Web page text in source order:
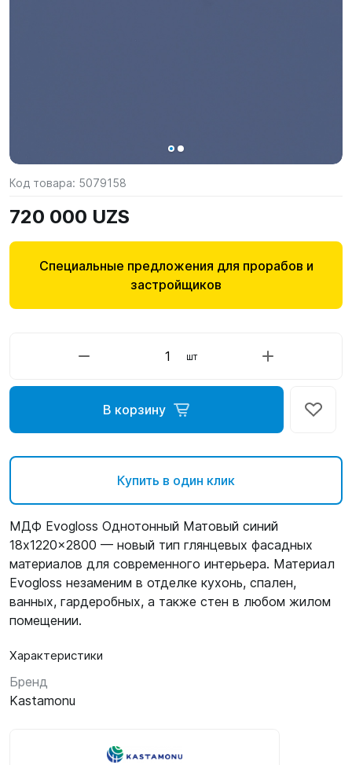
Код товара: 5079158
720 000 UZS
Специальные предложения для прорабов и
застройщиков
шт
В корзину
Купить в один клик
МДФ Evogloss Однотонный Матовый синий
18x1220x2800 — новый тип глянцевых фасадных
материалов для современного интерьера. Материал
Evogloss незаменим в отделке кухонь, спален,
ванных, гардеробных, а также стен в любом жилом
помещении.
Характеристики
Бренд
Kastamonu